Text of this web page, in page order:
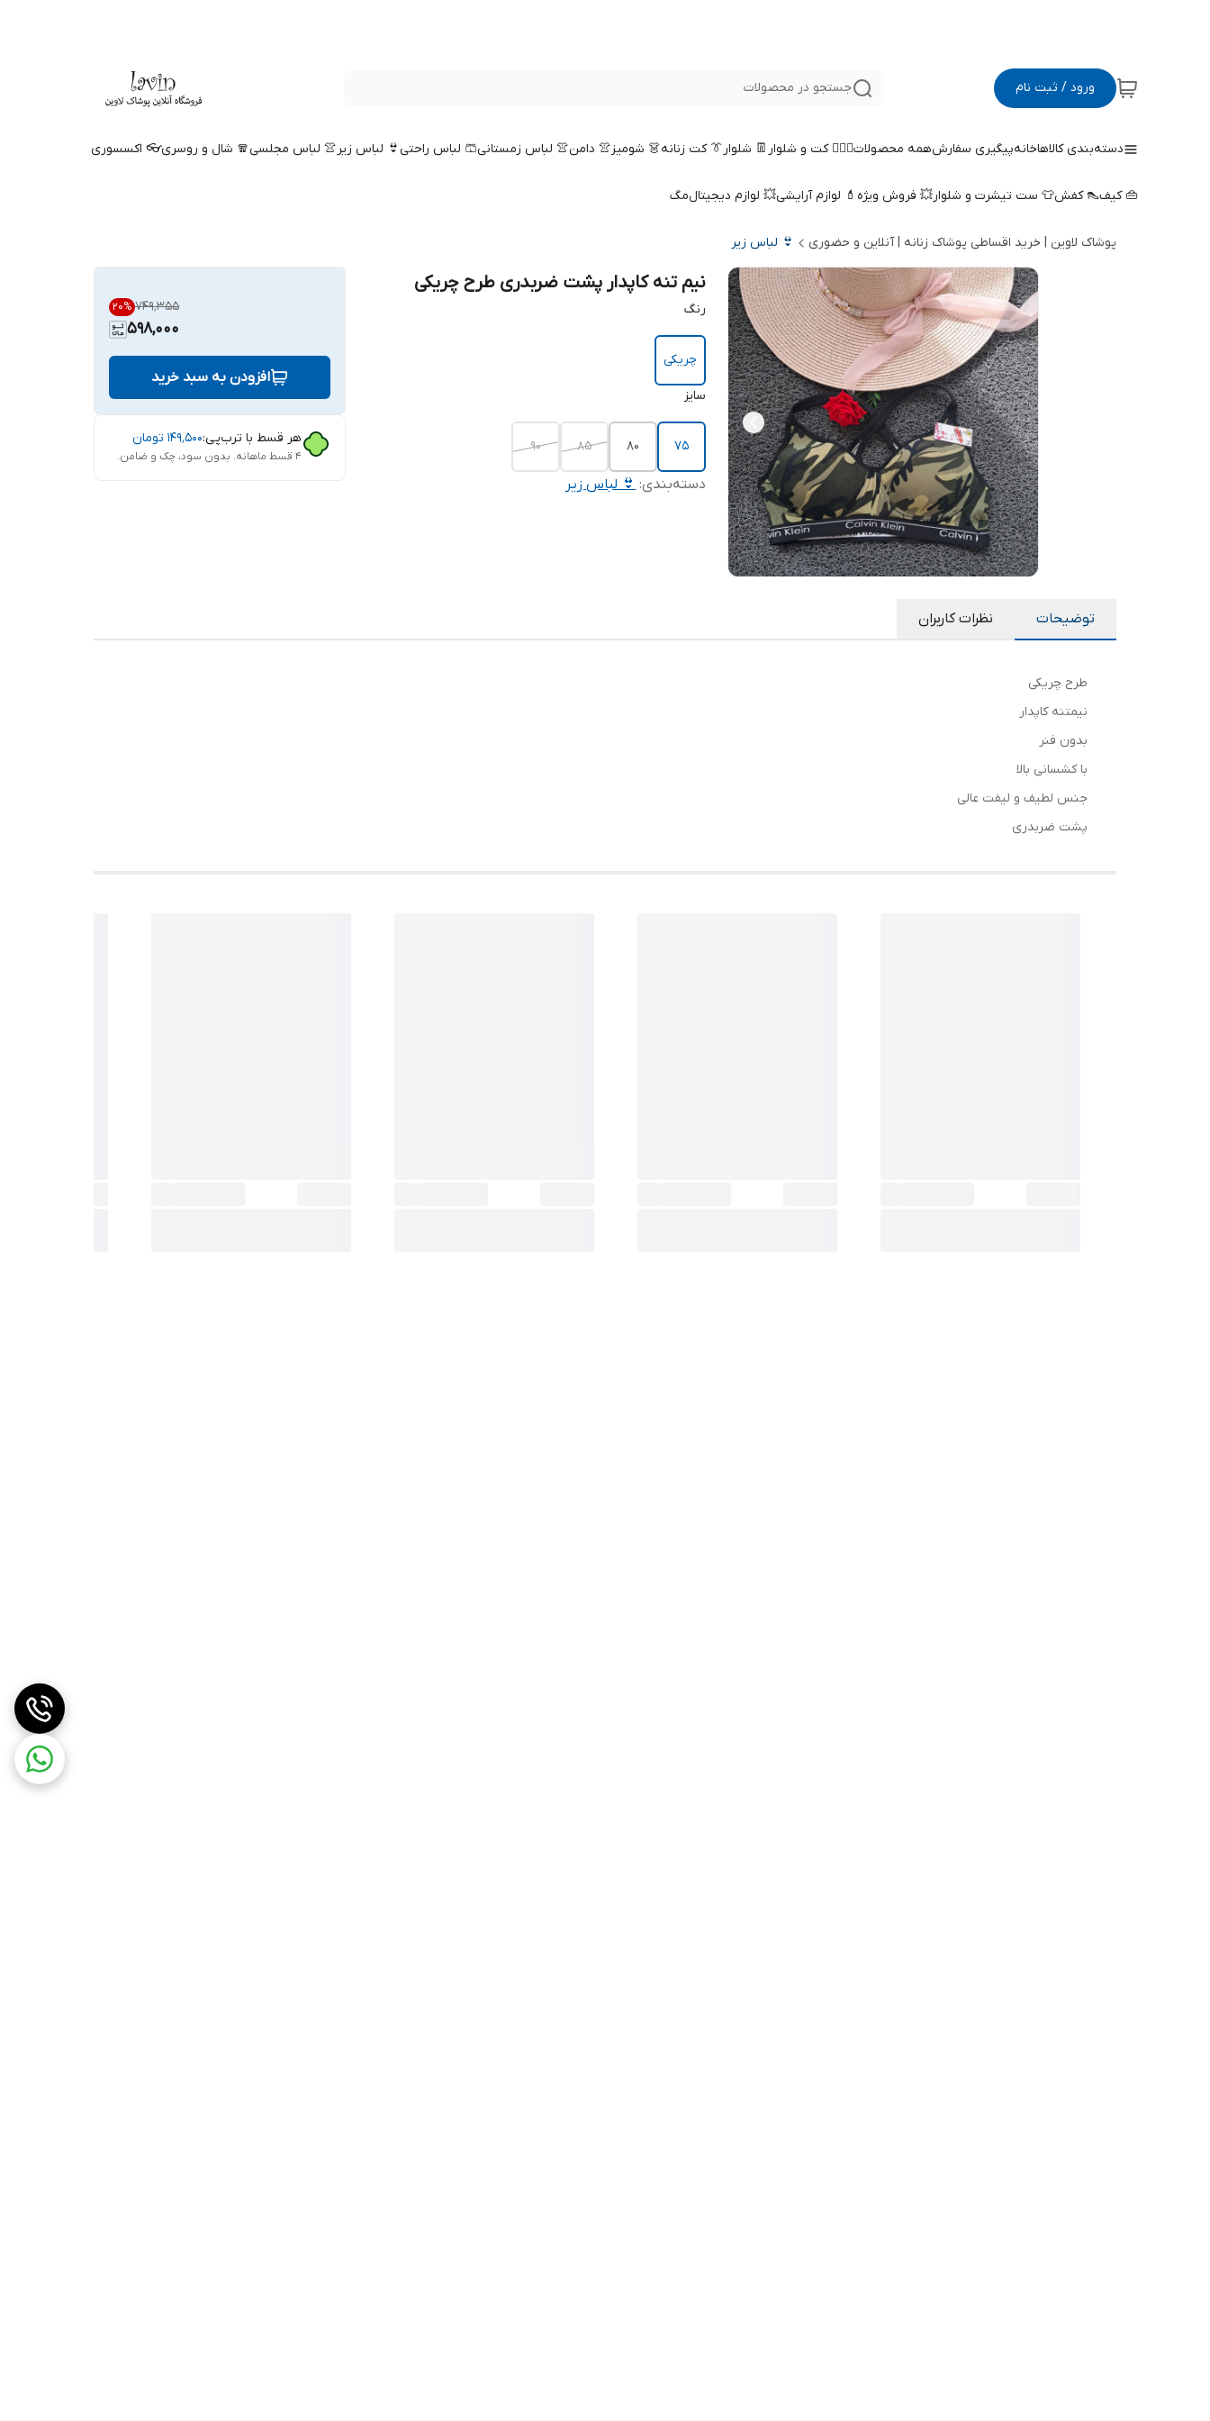
ورود / ثبت نام جستجو در محصولات
دسته‌بندی کالاهاخانهپیگیری سفارشهمه محصولات🤵🏻‍♀️ کت و شلوار 👖 شلوار👔 کت زنانه👗 شومیز👚 دامن👚 لباس زمستانی🩳 لباس راحتی👙 لباس زیر👚 لباس مجلسی🧣 شال و روسری👓 اکسسوری
👜 کیف👠 کفش👕 ست تیشرت و شلوار💥 فروش ویژه 💄 لوازم آرایشی💥 لوازم دیجیتالمگ
پوشاک لاوین | خرید اقساطی پوشاک زنانه | آنلاین و حضوری 👙 لباس زیر
نیم تنه کاپدار پشت ضربدری طرح چریکی
رنگ
چریکی
سایز
75
80
85
90
دسته‌بندی:👙 لباس زیر
۷۴۹٬۳۵۵ 20%
598,000
افزودن به سبد خرید
هر قسط با ترب‌پی:۱۴۹٬۵۰۰ تومان
۴ قسط ماهانه. بدون سود، چک و ضامن.
توضیحات نظرات کاربران
طرح چریکی
نیمتنه کاپدار
بدون فنر
با کشسانی بالا
جنس لطیف و لیفت عالی
پشت ضربدری